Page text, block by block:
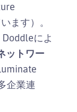
ます）。
によ
ットワー
企業連